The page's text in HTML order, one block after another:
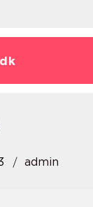
dk
admin